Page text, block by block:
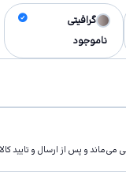
گرافیتی
ناموجود
مى‌ماند و پس از ارسال و تاييد